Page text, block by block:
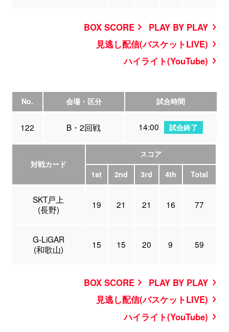
BOX SCORE
PLAY BY PLAY
見逃し配信(バスケットLIVE)
ハイライト(YouTube)
No. 会場・区分 試合時間
122 B・2回戦 14:00 試合終了
対戦カード
スコア
1st
2nd 3rd 4th Total
SKT戸上
(長野)
19 21 21 16 77
G-LiGAR
(和歌山)
15 15 20 9 59
BOX SCORE
PLAY BY PLAY
見逃し配信(バスケットLIVE)
ハイライト(YouTube)